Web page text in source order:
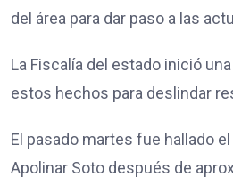
del área para dar paso a las
La Fiscalía del estado inició
estos hechos para deslindar
El pasado martes fue hallado
Apolinar Soto después de